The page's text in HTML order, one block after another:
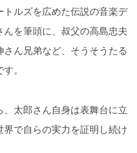
ルズを広めた伝説の音楽デ
を筆頭に、叔父の高島忠夫
ん兄弟など、そうそうたる
。
太郎さん自身は表舞台に立
で自らの実力を証明し続け